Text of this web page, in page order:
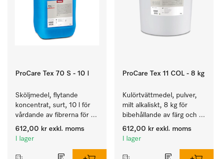
ProCare Tex 70 S - 10 l
Sköljmedel, flytande
koncentrat, surt, 10 l för
vårdande av fibrerna för
en långvarig smidighet
hos textilierna.
612,00 kr exkl. moms
I lager
ProCare Tex 11 COL - 8 kg
Kulörtvättmedel, pulver,
milt alkaliskt, 8 kg för
bibehållande av färg och
rengöring av kulörtvätt.
612,00 kr exkl. moms
I lager